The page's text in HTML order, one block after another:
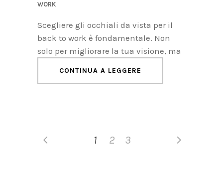
WORK
Scegliere gli occhiali da vista per il
back to work è fondamentale. Non
solo per migliorare la tua visione, ma
CONTINUA A LEGGERE
1 2 3